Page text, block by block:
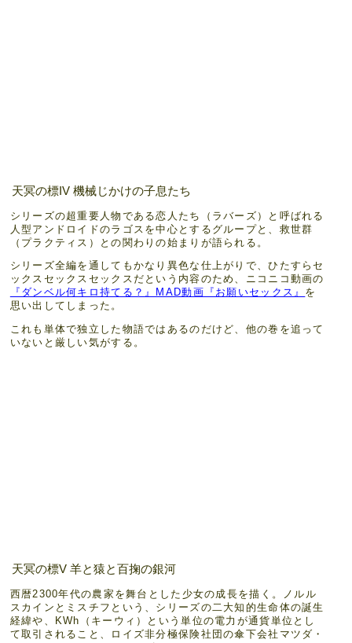
天冥の標IV 機械じかけの子息たち
シリーズの超重要人物である恋人たち（ラバーズ）と呼ばれる
人型アンドロイドのラゴスを中心とするグループと、救世群
（プラクティス）との関わりの始まりが語られる。
シリーズ全編を通してもかなり異色な仕上がりで、ひたすらセ
ックスセックスセックスだという内容のため、ニコニコ動画の
『ダンベル何キロ持てる？』MAD動画『お願いセックス』 を
思い出してしまった。
これも単体で独立した物語ではあるのだけど、他の巻を追って
いないと厳しい気がする。
天冥の標V 羊と猿と百掬の銀河
西暦2300年代の農家を舞台とした少女の成長を描く。ノルル
スカインとミスチフという、シリーズの二大知的生命体の誕生
経緯や、KWh（キーウィ）という単位の電力が通貨単位とし
て取引されること、ロイズ非分極保険社団の傘下会社マツダ・